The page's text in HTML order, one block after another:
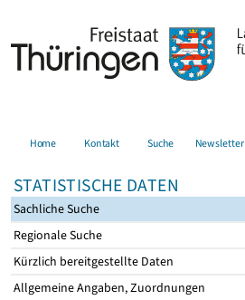
Home Kontakt Suche Newsletter
STATISTISCHE DATEN
Sachliche Suche
Regionale Suche
Kürzlich bereitgestellte Daten
Allgemeine Angaben, Zuordnungen